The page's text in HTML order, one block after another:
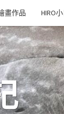
畫作品 HIRO